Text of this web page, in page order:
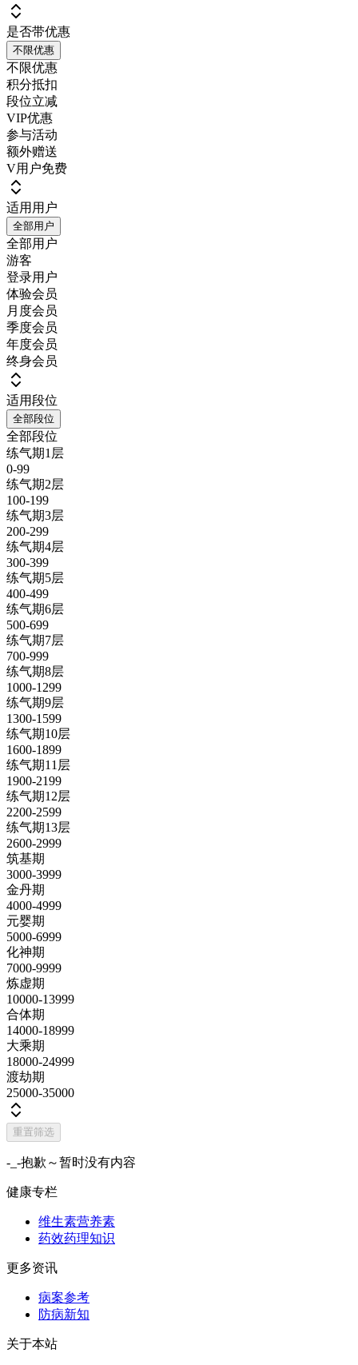
是否带优惠
不限优惠
不限优惠
积分抵扣
段位立减
VIP优惠
参与活动
额外赠送
V用户免费
适用用户
全部用户
全部用户
游客
登录用户
体验会员
月度会员
季度会员
年度会员
终身会员
适用段位
全部段位
全部段位
练气期1层
0-99
练气期2层
100-199
练气期3层
200-299
练气期4层
300-399
练气期5层
400-499
练气期6层
500-699
练气期7层
700-999
练气期8层
1000-1299
练气期9层
1300-1599
练气期10层
1600-1899
练气期11层
1900-2199
练气期12层
2200-2599
练气期13层
2600-2999
筑基期
3000-3999
金丹期
4000-4999
元婴期
5000-6999
化神期
7000-9999
炼虚期
10000-13999
合体期
14000-18999
大乘期
18000-24999
渡劫期
25000-35000
重置筛选
-_-抱歉～暂时没有内容
健康专栏
维生素营养素
药效药理知识
更多资讯
病案参考
防病新知
关于本站